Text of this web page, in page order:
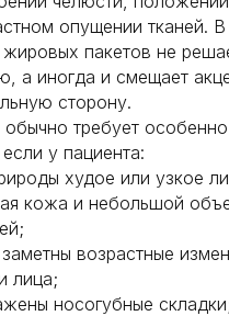
опущении тканей. В
пакетов не
а иногда и смещает
сторону.
обычно требует
у пациента:
худое или узкое
кожа и небольшой
возрастные
лица;
носогубные